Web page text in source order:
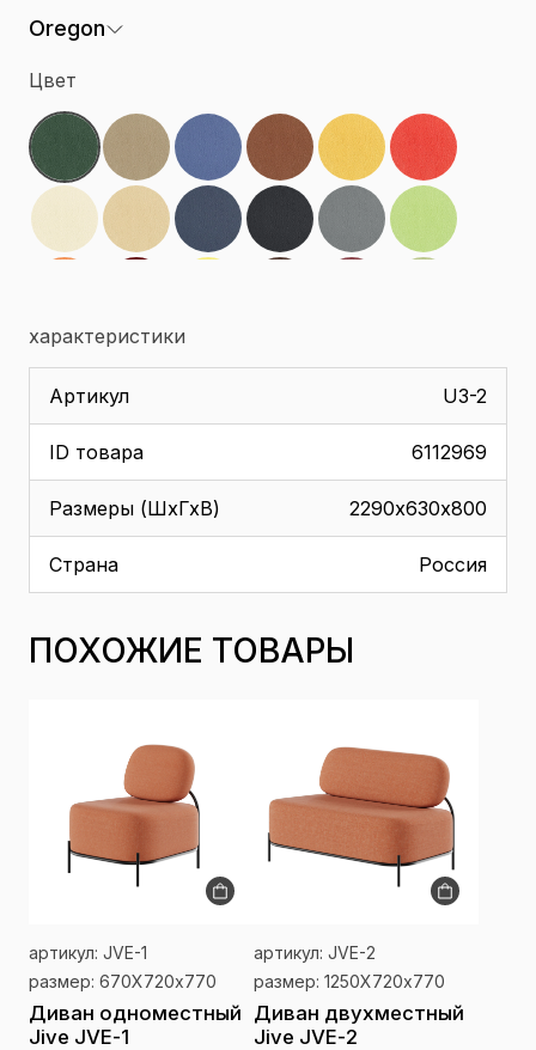
Oregon
Цвет
характеристики
Артикул U3-2
ID товара 6112969
Размеры (ШхГхВ) 2290х630х800
Страна Россия
ПОХОЖИЕ ТОВАРЫ
артикул: JVE-1
размер: 670Х720х770
Диван одноместный
Jive JVE-1
артикул: JVE-2
размер: 1250Х720х770
Диван двухместный
Jive JVE-2